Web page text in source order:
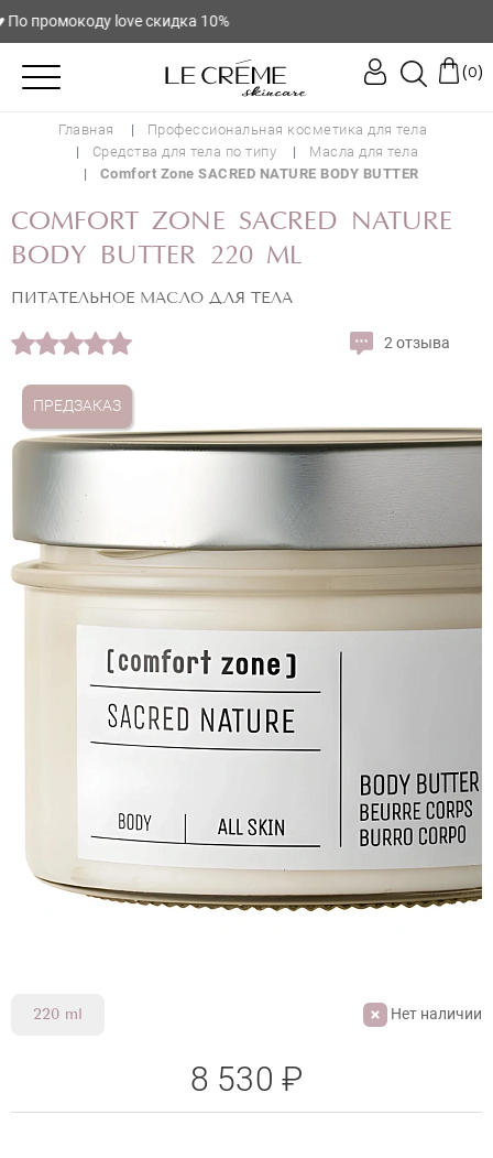
love скидка 10%
(0)
Главная
Профессиональная косметика для тела
Средства для тела по типу
Масла для тела
Comfort Zone SACRED NATURE BODY BUTTER
COMFORT ZONE SACRED NATURE
BODY BUTTER 220 ML
ПИТАТЕЛЬНОЕ МАСЛО ДЛЯ ТЕЛА
2 отзыва
ПРЕДЗАКАЗ
COMFORT ZONE SACRED NATURE
BODY BUTTER
220 ml Нет наличии
8 530 ₽